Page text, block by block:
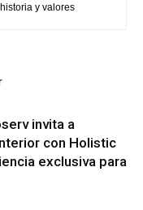
y valores
invita a
con Holistic
exclusiva para